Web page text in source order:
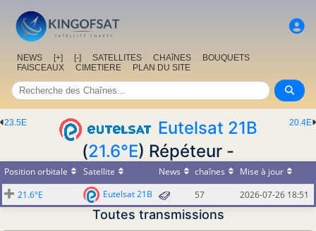
NEWS [+] [-] SATELLITES CHAîNES
BOUQUETS
FAISCEAUX
CIMETIERE PLAN DU SITE
20.4E
23.5E
Eutelsat 21B
(21.6°E) Répéteur -
Position orbitale Satellite News chaînes
Mise à jour
21.6°E
Eutelsat 21B 57 2026-07-26 18:51
Toutes transmissions